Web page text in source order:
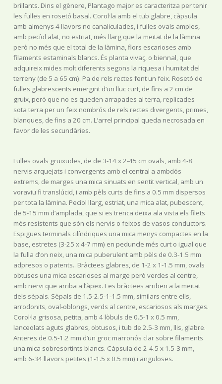
brillants. Dins el gènere, Plantago major es caracteritza per tenir
les fulles en rosetó basal. Corol·la amb el tub glabre, càpsula
amb almenys 4 llavors no canaliculades, i fulles ovals amples,
amb pecíol alat, no estriat, més llarg que la meitat de la làmina
però no més que el total de la làmina, flors escarioses amb
filaments estaminals blancs. És planta vivaç, o biennal, que
adquireix mides molt diferents segons la riquesa i humitat del
terreny (de 5 a 65 cm). Pa de rels rectes fent un feix. Rosetó de
fulles glabrescents emergint d’un lluc curt, de fins a 2 cm de
gruix, però que no es queden arrapades al terra, replicades
sota terra per un feix nombrós de rels rectes divergents, primes,
blanques, de fins a 20 cm. L’arrel principal queda necrosada en
favor de les secundàries.
Fulles ovals gruixudes, de de 3-14 x 2-45 cm ovals, amb 4-8
nervis arquejats i convergents amb el central a ambdós
extrems, de marges una mica sinuats en sentit vertical, amb un
voraviu fi translúcid, i amb pèls curts de fins a 0.5 mm dispersos
per tota la làmina. Pecíol llarg, estriat, una mica alat, pubescent,
de 5-15 mm d’amplada, que si es trenca deixa ala vista els filets
més resistents que són els nervis o feixos de vasos conductors.
Espigues terminals cilíndriques una mica menys compactes en la
base, estretes (3-25 x 4-7 mm) en peduncle més curt o igual que
la fulla d’on neix, una mica puberulent amb pèls de 0.3-1.5 mm
adpresos o patents.. Bràctees glabres, de 1-2 x 1-1.5 mm, ovals
obtuses una mica escarioses al marge però verdes al centre,
amb nervi que arriba a l’àpex. Les bràctees arriben a la meitat
dels sèpals. Sèpals de 1.5-2.5-1-1.5 mm, similars entre ells,
arrodonits, oval-oblongs, verds al centre, escariosos als marges.
Corol·la grisosa, petita, amb 4 lòbuls de 0.5-1 x 0.5 mm,
lanceolats aguts glabres, obtusos, i tub de 2.5-3 mm, llis, glabre.
Anteres de 0.5-1.2 mm d’un groc marronós clar sobre filaments
una mica sobresortints blancs. Càpsula de 2-4.5 x 1.5-3 mm,
amb 6-34 llavors petites (1-1.5 x 0.5 mm) i anguloses.